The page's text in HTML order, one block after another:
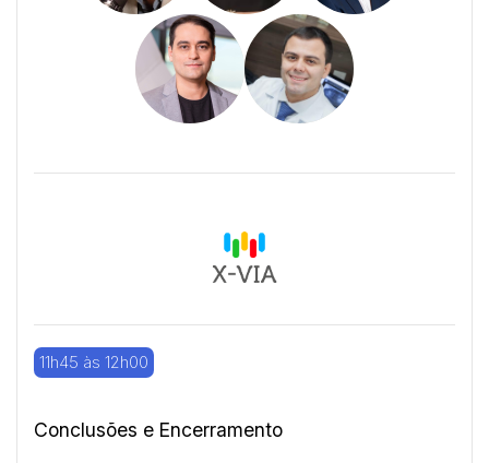
11h45 às 12h00
Conclusões e Encerramento